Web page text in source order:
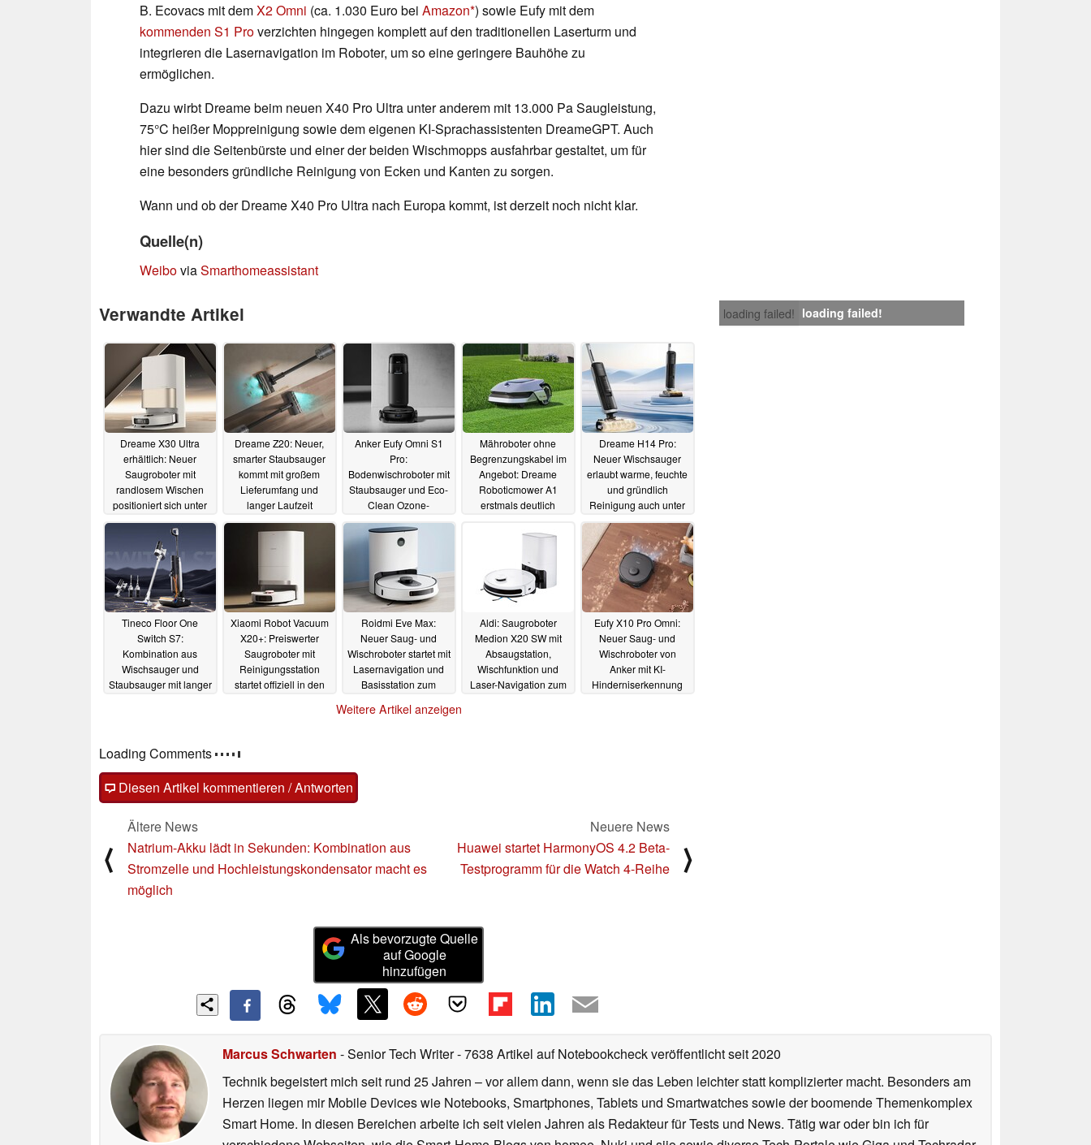
B. Ecovacs mit demX2 Omni (ca. 1.030 Euro bei Amazon ) sowie Eufy mit dem
kommenden S1 Proverzichten hingegen komplett auf den traditionellen Laserturm und
integrieren die Lasernavigation im Roboter, um so eine geringere Bauhöhe zu
ermöglichen.
Dazu wirbt Dreame beim neuen X40 Pro Ultra unter anderem mit 13.000 Pa Saugleistung,
75°C heißer Moppreinigung sowie dem eigenen KI-Sprachassistenten DreameGPT. Auch
hier sind die Seitenbürste und einer der beiden Wischmopps ausfahrbar gestaltet, um für
eine besonders gründliche Reinigung von Ecken und Kanten zu sorgen.
Wann und ob der Dreame X40 Pro Ultra nach Europa kommt, ist derzeit noch nicht klar.
Quelle(n)
WeiboviaSmarthomeassistant
loading failed! loading failed!
Verwandte Artikel
Dreame X30 Ultra
erhältlich: Neuer
Saugroboter mit
randlosem Wischen
positioniert sich unter
dem X40 Ultra
09.07.2024
Dreame Z20: Neuer,
smarter Staubsauger
kommt mit großem
Lieferumfang und
langer Laufzeit
03.07.2024
Anker Eufy Omni S1
Pro:
Bodenwischroboter mit
Staubsauger und Eco-
Clean Ozone-
Technologie erhältlich
14.06.2024
Mähroboter ohne
Begrenzungskabel im
Angebot: Dreame
Roboticmower A1
erstmals deutlich
Dreame H14 Pro:
Neuer Wischsauger
erlaubt warme, feuchte
und gründlich
Reinigung auch unter
Möbeln06.05.2024
Tineco Floor One
Switch S7:
Kombination aus
Wischsauger und
Staubsauger mit langer
Xiaomi Robot Vacuum
X20+: Preiswerter
Saugroboter mit
Reinigungsstation
startet offiziell in den
Roidmi Eve Max:
Neuer Saug- und
Wischroboter startet mit
Lasernavigation und
Basisstation zum
Aldi: Saugroboter
Medion X20 SW mit
Absaugstation,
Wischfunktion und
Laser-Navigation zum
Eufy X10 Pro Omni:
Neuer Saug- und
Wischroboter von
Anker mit KI-
Hinderniserkennung
Weitere Artikel anzeigen
Loading Comments
Diesen Artikel kommentieren / Antworten
⟨
Ältere News
Natrium-Akku lädt in Sekunden: Kombination aus
Stromzelle und Hochleistungskondensator macht es
möglich
Neuere News
Huawei startet HarmonyOS 4.2 Beta-
Testprogramm für die Watch 4-Reihe
⟩
Als bevorzugte Quelle
auf Google
hinzufügen
Marcus Schwarten - Senior Tech Writer- 7638 Artikel auf Notebookcheck veröffentlichtseit 2020
Technik begeistert mich seit rund 25 Jahren – vor allem dann, wenn sie das Leben leichter statt komplizierter macht. Besonders am
Herzen liegen mir Mobile Devices wie Notebooks, Smartphones, Tablets und Smartwatches sowie der boomende Themenkomplex
Smart Home. In diesen Bereichen arbeite ich seit vielen Jahren als Redakteur für Tests und News. Tätig war oder bin ich für